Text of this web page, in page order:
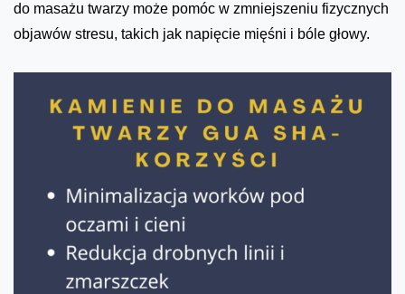
do masażu twarzy może pomóc w zmniejszeniu fizycznych
objawów stresu, takich jak napięcie mięśni i bóle głowy.